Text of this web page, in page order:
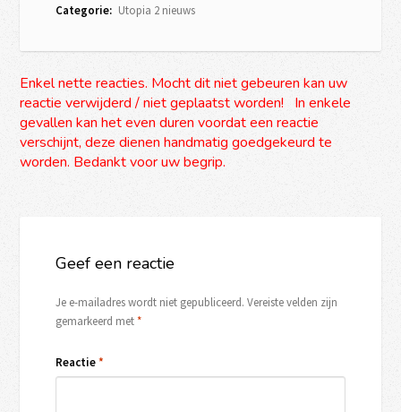
Categorie: Utopia 2 nieuws
Enkel nette reacties. Mocht dit niet gebeuren kan uw
reactie verwijderd / niet geplaatst worden! In enkele
gevallen kan het even duren voordat een reactie
verschijnt, deze dienen handmatig goedgekeurd te
worden. Bedankt voor uw begrip.
Geef een reactie
Je e-mailadres wordt niet gepubliceerd. Vereiste velden zijn
gemarkeerd met*
Reactie*